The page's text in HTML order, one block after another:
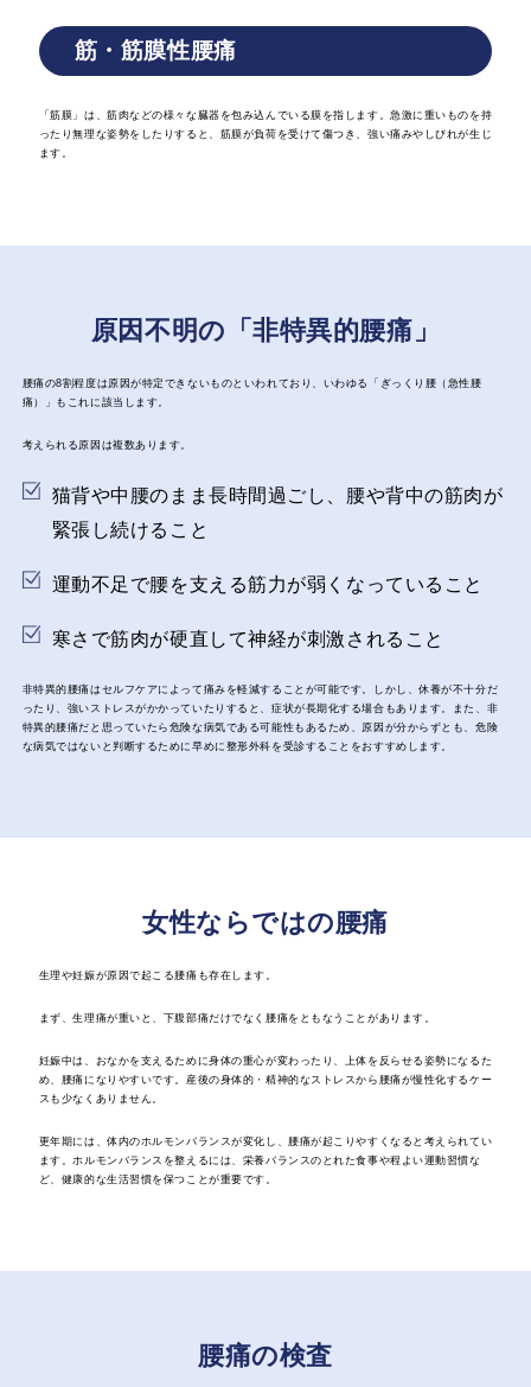
筋・筋膜性腰痛
「筋膜」は、筋肉などの様々な臓器を包み込んでいる膜を指します。急激に重いものを持
ったり無理な姿勢をしたりすると、筋膜が負荷を受けて傷つき、強い痛みやしびれが生じ
ます。
原因不明の「非特異的腰痛」
腰痛の8割程度は原因が特定できないものといわれており、いわゆる「ぎっくり腰（急性腰
痛）」もこれに該当します。
考えられる原因は複数あります。
猫背や中腰のまま長時間過ごし、腰や背中の筋肉が
緊張し続けること
運動不足で腰を支える筋力が弱くなっていること
寒さで筋肉が硬直して神経が刺激されること
非特異的腰痛はセルフケアによって痛みを軽減することが可能です。しかし、休養が不十分だ
ったり、強いストレスがかかっていたりすると、症状が長期化する場合もあります。また、非
特異的腰痛だと思っていたら危険な病気である可能性もあるため、原因が分からずとも、危険
な病気ではないと判断するために早めに整形外科を受診することをおすすめします。
女性ならではの腰痛
生理や妊娠が原因で起こる腰痛も存在します。
まず、生理痛が重いと、下腹部痛だけでなく腰痛をともなうことがあります。
妊娠中は、おなかを支えるために身体の重心が変わったり、上体を反らせる姿勢になるた
め、腰痛になりやすいです。産後の身体的・精神的なストレスから腰痛が慢性化するケー
スも少なくありません。
更年期には、体内のホルモンバランスが変化し、腰痛が起こりやすくなると考えられてい
ます。ホルモンバランスを整えるには、栄養バランスのとれた食事や程よい運動習慣な
ど、健康的な生活習慣を保つことが重要です。
腰痛の検査